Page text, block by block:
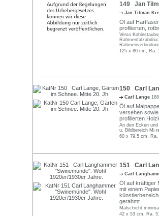
149 Jan
Jan Tilman
Öl auf
profilierten,
Verso
125 x 80 cm, Ra.
150 Carl
Carl Lange
Öl auf
versehen
profilierten
An den Ecken
u. Bildbereich
60 x 79,5 cm.
151 Carl
Carl
Öl auf kräftiger
mit einem
gerahmt.
Malschicht
42 x 53 cm, Ra.